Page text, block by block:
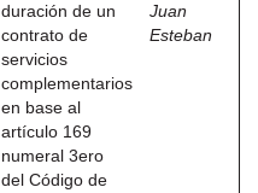
duración de un
contrato de
servicios
complementarios
en base al
artículo 169
numeral 3ero
del Código de
Juan
Esteban